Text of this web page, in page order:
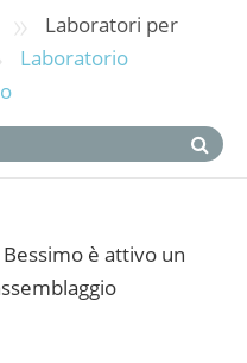
»
Laboratori per
Laboratorio
è attivo un